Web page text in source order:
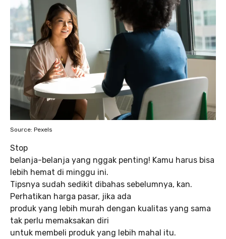
Source: Pexels
Stop
belanja-belanja yang nggak penting! Kamu harus bisa
lebih hemat di minggu ini.
Tipsnya sudah sedikit dibahas sebelumnya, kan.
Perhatikan harga pasar, jika ada
produk yang lebih murah dengan kualitas yang sama
tak perlu memaksakan diri
untuk membeli produk yang lebih mahal itu.